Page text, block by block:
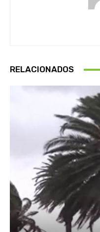
RELACIONADOS